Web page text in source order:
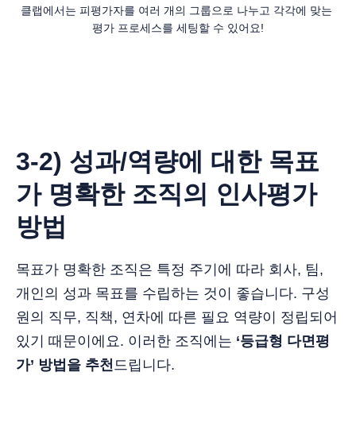
클랩에서는 피평가자를 여러 개의 그룹으로 나누고 각각에 맞는
평가 프로세스를 세팅할 수 있어요!
3-2) 성과/역량에 대한 목표
가 명확한 조직의 인사평가
방법
목표가 명확한 조직은 특정 주기에 따라 회사, 팀,
개인의 성과 목표를 수립하는 것이 좋습니다. 구성
원의 직무, 직책, 연차에 따른 필요 역량이 정립되어
있기 때문이에요. 이러한 조직에는 ‘등급형 다면평
가’ 방법을 추천드립니다.